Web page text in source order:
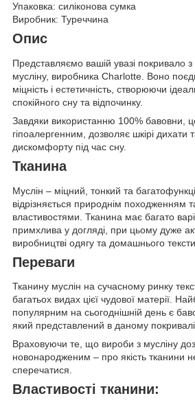
Упаковка: силіконова сумка
Виробник: Туреччина
Опис
Представляємо вашій увазі покривало
мусліну, виробника Charlotte. Воно
міцність і естетичність, створюючи
спокійного сну та відпочинку.
Завдяки використанню 100% бавовни,
гіпоалергенним, дозволяє шкірі дихати
дискомфорту під час сну.
Тканина
Муслін – міцний, тонкий та
відрізняється природнім походженням
властивостями. Тканина має багато
примхлива у догляді, при цьому дуже
виробництві одягу та домашнього
Переваги
Тканину муслін на сучасному ринку
багатьох видах цієї чудової матерії.
популярним на сьогоднішній день є
який представлений в даному
Враховуючи те, що вироби з мусліну
новонародженим – про якість тканини
сперечатися.
Властивості тканини: